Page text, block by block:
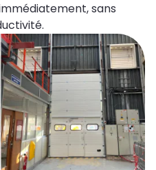
sans